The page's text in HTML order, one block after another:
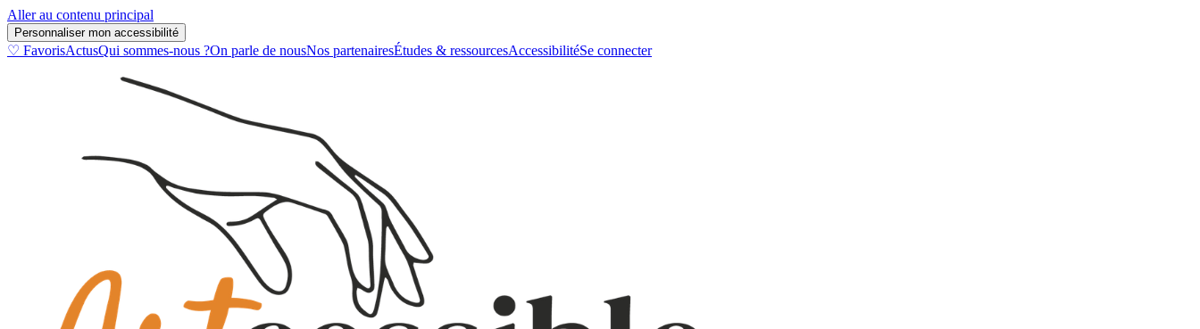
Aller au contenu principal
Personnaliser mon accessibilité
♡ FavorisActusQui sommes-nous ?On parle de nousNos partenairesÉtudes & ressourcesAccessibilitéSe connecter